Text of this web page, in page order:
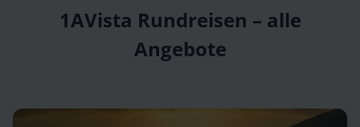
1AVista Rundreisen – alle
Angebote